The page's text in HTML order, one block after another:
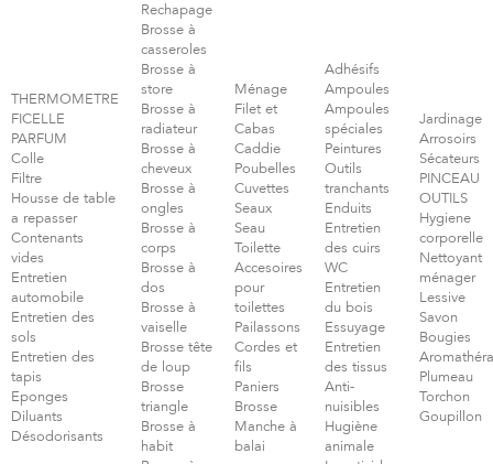
THERMOMETRE
FICELLE
PARFUM
Colle
Filtre
Housse de table
a repasser
Contenants
vides
Entretien
automobile
Entretien des
sols
Entretien des
tapis
Eponges
Diluants
Désodorisants
Rechapage
Brosse à
casseroles
Brosse à
store
Brosse à
radiateur
Brosse à
cheveux
Brosse à
ongles
Brosse à
corps
Brosse à
dos
Brosse à
vaiselle
Brosse tête
de loup
Brosse
triangle
Brosse à
habit
Ménage
Filet et
Cabas
Caddie
Poubelles
Cuvettes
Seaux
Seau
Toilette
Accesoires
pour
toilettes
Pailassons
Cordes et
fils
Paniers
Brosse
Manche à
balai
Adhésifs
Ampoules
Ampoules
spéciales
Peintures
Outils
tranchants
Enduits
Entretien
des cuirs
WC
Entretien
du bois
Essuyage
Entretien
des tissus
Anti-
nuisibles
Hugiène
animale
Jardinage
Arrosoirs
Sécateurs
PINCEAU
OUTILS
Hygiene
corporelle
Nettoyant
ménager
Lessive
Savon
Bougies
Plumeau
Torchon
Goupillon